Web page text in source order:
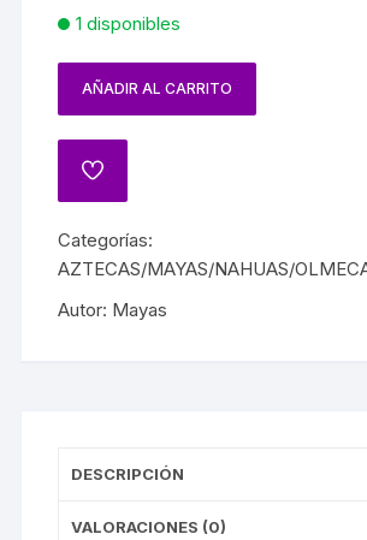
1 disponibles
AÑADIR AL CARRITO
Categorías:
AZTECAS/MAYAS/NAHUAS/
Autor: Mayas
DESCRIPCIÓN
VALORACIONES (0)